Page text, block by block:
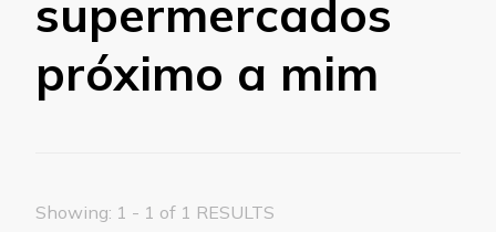
supermercados
próximo a mim
Showing: 1 - 1 of 1 RESULTS